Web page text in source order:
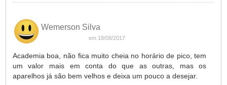
Wemerson Silva
em 18/08/2017
Academia boa, não fica muito cheia no horário de pico, tem
um valor mais em conta do que as outras, mas os
aparelhos já são bem velhos e deixa um pouco a desejar.